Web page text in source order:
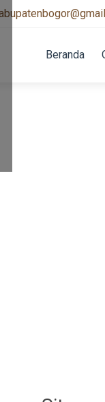
Beranda